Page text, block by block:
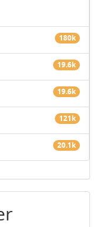
180k
19.6k
19.6k
121k
20.1k